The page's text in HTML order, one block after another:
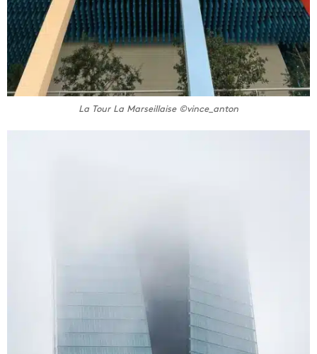
La Tour La Marseillaise ©vince_anton